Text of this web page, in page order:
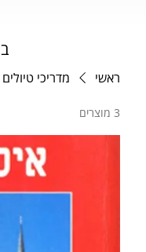
ראשי מדריכי טיולים
3 מוצרים